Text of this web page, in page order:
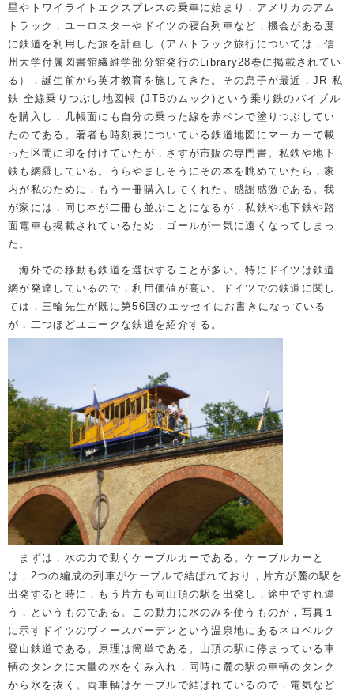
星やトワイライトエクスプレスの乗車に始まり，アメリカのアム
トラック，ユーロスターやドイツの寝台列車など，機会がある度
に鉄道を利用した旅を計画し（アムトラック旅行については，信
州大学付属図書館繊維学部分館発行のLibrary28巻に掲載されてい
る），誕生前から英才教育を施してきた。その息子が最近，JR 私
鉄 全線乗りつぶし地図帳 (JTBのムック)という乗り鉄のバイブル
を購入し，几帳面にも自分の乗った線を赤ペンで塗りつぶしてい
たのである。著者も時刻表についている鉄道地図にマーカーで載
った区間に印を付けていたが，さすが市販の専門書。私鉄や地下
鉄も網羅している。うらやましそうにその本を眺めていたら，家
内が私のために，もう一冊購入してくれた。感謝感激である。我
が家には，同じ本が二冊も並ぶことになるが，私鉄や地下鉄や路
面電車も掲載されているため，ゴールが一気に遠くなってしまっ
た。
海外での移動も鉄道を選択することが多い。特にドイツは鉄道
網が発達しているので，利用価値が高い。ドイツでの鉄道に関し
ては，三輪先生が既に第56回のエッセイにお書きになっている
が，二つほどユニークな鉄道を紹介する。
まずは，水の力で動くケーブルカーである。ケーブルカーと
は，2つの編成の列車がケーブルで結ばれており，片方が麓の駅を
出発すると時に，もう片方も同山頂の駅を出発し，途中ですれ違
う，というものである。この動力に水のみを使うものが，写真１
に示すドイツのヴィースバーデンという温泉地にあるネロベルク
登山鉄道である。原理は簡単である。山頂の駅に停まっている車
輌のタンクに大量の水をくみ入れ，同時に麓の駅の車輌のタンク
から水を抜く。両車輌はケーブルで結ばれているので，電気など